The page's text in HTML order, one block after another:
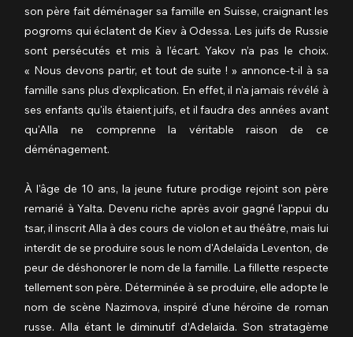
son père fait déménager sa famille en Suisse, craignant les
pogroms qui éclatent de Kiev à Odessa. Les juifs de Russie
sont persécutés et mis à l’écart. Yakov n’a pas le choix.
« Nous devons partir, et tout de suite ! » annonce-t-il à sa
famille sans plus d’explication. En effet, il n'a jamais révélé à
ses enfants qu'ils étaient juifs, et il faudra des années avant
qu'Alla ne comprenne la véritable raison de ce
déménagement.
À l'âge de 10 ans, la jeune future prodige rejoint son père
remarié à Yalta. Devenu riche après avoir gagné l'appui du
tsar, il inscrit Alla à des cours de violon et au théâtre, mais lui
interdit de se produire sous le nom d'Adelaïda Leventon, de
peur de déshonorer le nom de la famille. La fillette respecte
tellement son père. Déterminée à se produire, elle adopte le
nom de scène Nazimova, inspiré d'une héroïne de roman
russe. Alla étant le diminutif d’Adelaïda. Son stratagème